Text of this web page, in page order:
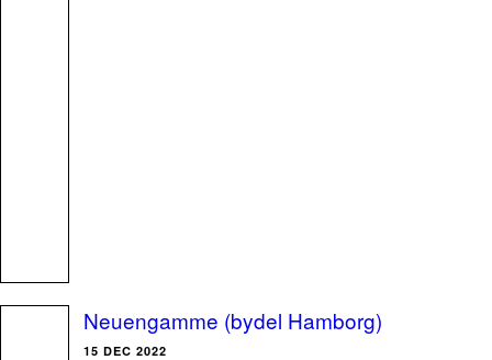
Neuengamme (bydel Hamborg)
15 DEC 2022